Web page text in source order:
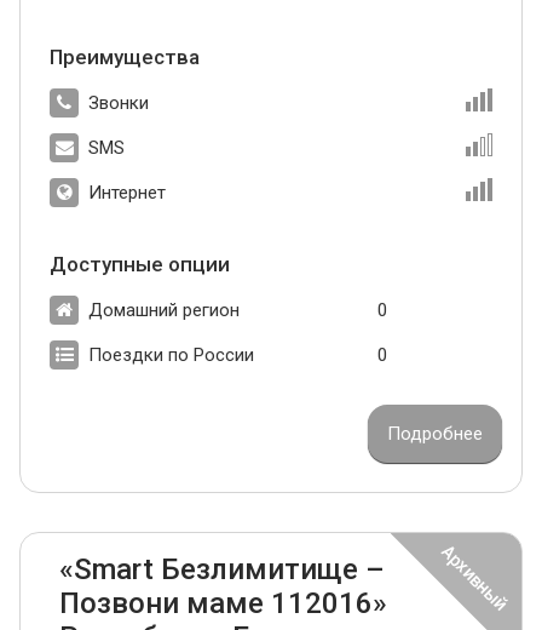
Преимущества
Звонки
SMS
Интернет
Доступные опции
Домашний регион 0
Поездки по России 0
Подробнее
«Smart Безлимитище –
Позвони маме 112016»